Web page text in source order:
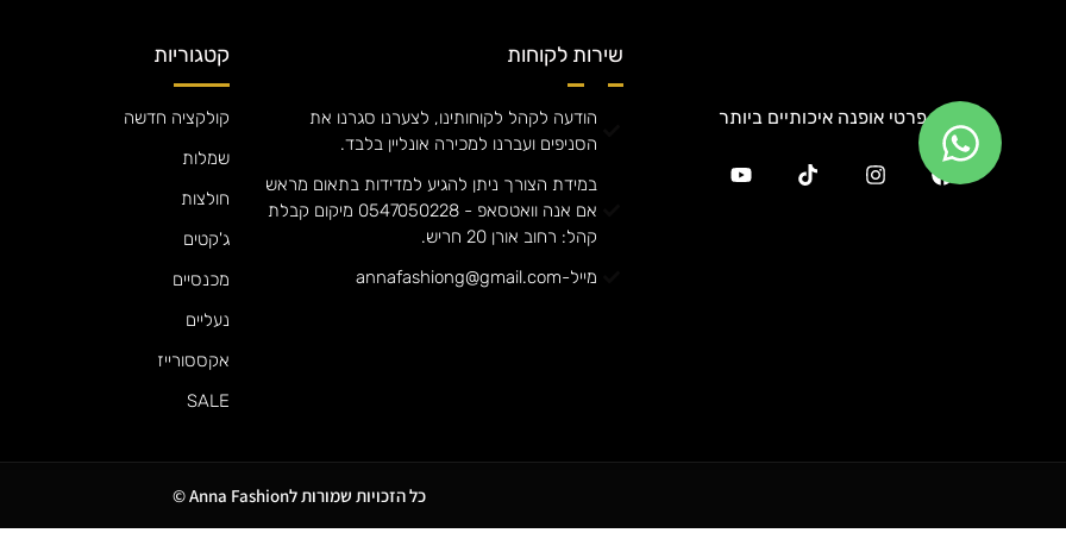
מגוון פרטי אופנה איכותיים ביותר
שירות לקוחות
הודעה לקהל לקוחותינו, לצערנו סגרנו את
הסניפים ועברנו למכירה אונליין בלבד.
במידת הצורך ניתן להגיע למדידות בתאום מראש
אם אנה וואטסאפ - 0547050228 מיקום קבלת
קהל: רחוב אורן 20 חריש.
מייל-annafashiong@gmail.com
קטגוריות
קולקציה חדשה
שמלות
חולצות
ג'קטים
מכנסיים
נעליים
אקססורייז
SALE
כל הזכויות שמורות לAnna Fashion ©